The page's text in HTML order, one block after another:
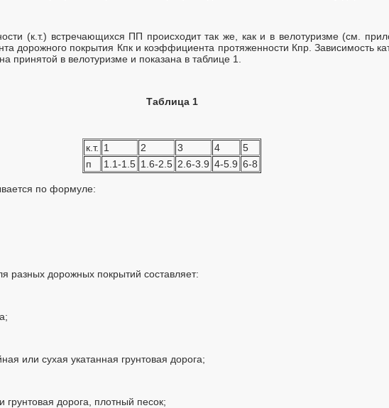
(к.т.) встречающихся ПП происходит так же, как и в велотуризме (см.
дорожного покрытия Кпк и коэффициента протяженности Кпр. Зависимость
принятой в велотуризме и показана в таблице 1.
Таблица 1
к.т. 1 2 3 4
5
п
1.1-1.5 1.6-2.5 2.6-3.9 4-5.9 6-8
по формуле:
разных дорожных покрытий составляет:
или сухая укатанная грунтовая дорога;
дорога, плотный песок;